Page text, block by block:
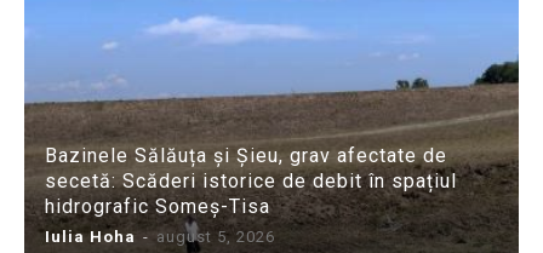
Bazinele Sălăuța și Șieu, grav afectate de
secetă: Scăderi istorice de debit în spațiul
hidrografic Someș-Tisa
Iulia Hoha - august 5, 2026